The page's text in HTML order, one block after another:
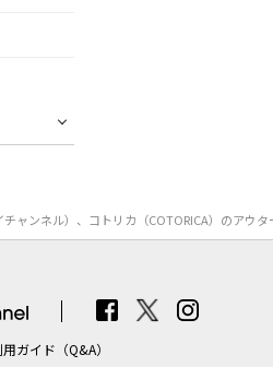
ャンネル）、コトリカ（COTORICA）のアウ
用ガイド（Q&A）